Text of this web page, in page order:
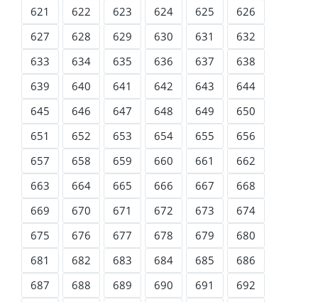
621
622 623 624 625
626
627
628 629 630 631
632
633
634 635 636 637
638
639
640 641 642 643
644
645
646 647 648 649
650
651
652 653 654 655
656
657
658 659 660 661
662
663
664 665 666 667
668
669
670 671 672 673
674
675
676 677 678 679
680
681
682 683 684 685
686
687
688 689 690 691
692